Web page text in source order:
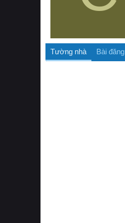
Tường nhà Bài đăng